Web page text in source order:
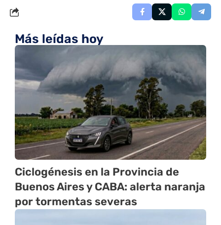
Más leídas hoy
Ciclogénesis en la Provincia de
Buenos Aires y CABA: alerta naranja
por tormentas severas